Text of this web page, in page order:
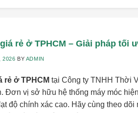
rẻ ở TPHCM – Giải pháp tối
2026 BY ADMIN
rẻ ở TPHCM tại Công ty TNHH Thời
Đơn vị sở hữu hệ thống máy móc
độ chính xác cao. Hãy cùng theo